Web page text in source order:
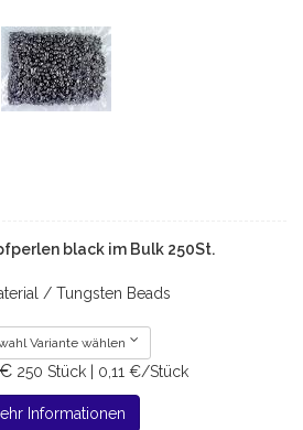
black im Bulk 250St.
/ Tungsten Beads
Variante wählen
250 Stück | 0,11 €/Stück
Informationen